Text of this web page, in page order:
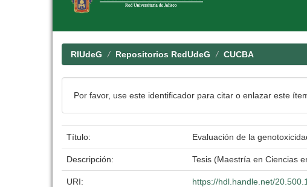
RIUdeG Repositorios RedUdeG CUCBA
Por favor, use este identificador para citar o enlazar este
Título: Evaluación de la
Descripción: Tesis (Maestría en Ciencias
URI: https://hdl.handle.net/